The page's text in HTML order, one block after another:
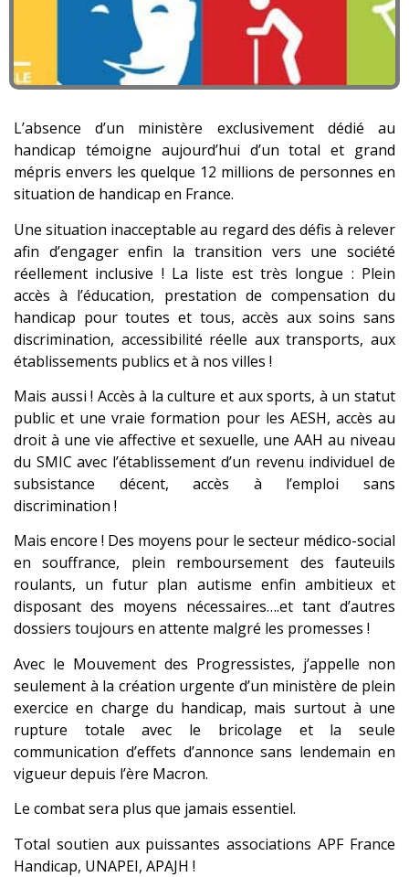
L’absence d’un ministère exclusivement dédié au
handicap témoigne aujourd’hui d’un total et grand
mépris envers les quelque 12 millions de personnes en
situation de handicap en France.
Une situation inacceptable au regard des défis à relever
afin d’engager enfin la transition vers une société
réellement inclusive ! La liste est très longue : Plein
accès à l’éducation, prestation de compensation du
handicap pour toutes et tous, accès aux soins sans
discrimination, accessibilité réelle aux transports, aux
établissements publics et à nos villes !
Mais aussi ! Accès à la culture et aux sports, à un statut
public et une vraie formation pour les AESH, accès au
droit à une vie affective et sexuelle, une AAH au niveau
du SMIC avec l’établissement d’un revenu individuel de
subsistance décent, accès à l’emploi sans
discrimination !
Mais encore ! Des moyens pour le secteur médico-social
en souffrance, plein remboursement des fauteuils
roulants, un futur plan autisme enfin ambitieux et
disposant des moyens nécessaires….et tant d’autres
dossiers toujours en attente malgré les promesses !
Avec le Mouvement des Progressistes, j’appelle non
seulement à la création urgente d’un ministère de plein
exercice en charge du handicap, mais surtout à une
rupture totale avec le bricolage et la seule
communication d’effets d’annonce sans lendemain en
vigueur depuis l’ère Macron.
Le combat sera plus que jamais essentiel.
Total soutien aux puissantes associations APF France
Handicap, UNAPEI, APAJH !